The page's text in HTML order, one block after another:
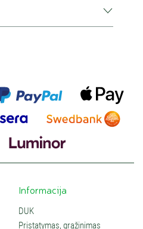
Informacija
DUK
Pristatymas, grąžinimas